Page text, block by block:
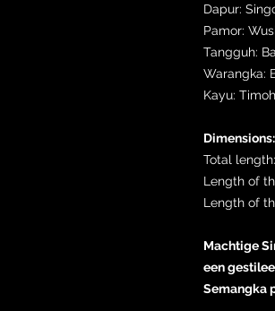
Dapur:
Pamor:
Tangguh:
Warangka:
Kayu:
Dimensions:
Total
Length of
Length of
Machtige
een
Semangka